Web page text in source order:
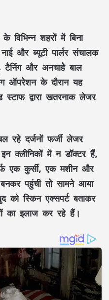
विभिन्न शहरों में बिना
और ब्यूटी पार्लर संचालक
टैनिंग और अनचाहे बाल
ऑपरेशन के दौरान यह
द्वारा खतरनाक लेजर
रहे दर्जनों फर्जी लेजर
क्लीनिकों में न डॉक्टर हैं,
एक कुर्सी, एक मशीन और
पहुंची तो सामने आया
को स्किन एक्सपर्ट बताकर
का इलाज कर रहे हैं।